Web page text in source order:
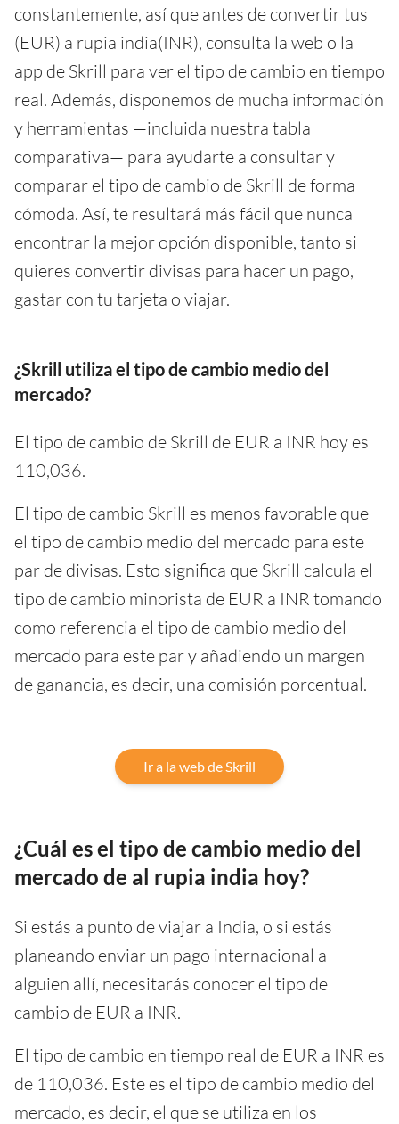
constantemente, así que antes de convertir tus
(EUR) a rupia india(INR), consulta la web o la
app de Skrill para ver el tipo de cambio en tiempo
real. Además, disponemos de mucha información
y herramientas —incluida nuestra tabla
comparativa— para ayudarte a consultar y
comparar el tipo de cambio de Skrill de forma
cómoda. Así, te resultará más fácil que nunca
encontrar la mejor opción disponible, tanto si
quieres convertir divisas para hacer un pago,
gastar con tu tarjeta o viajar.
¿Skrill utiliza el tipo de cambio medio del
mercado?
El tipo de cambio de Skrill de EUR a INR hoy es
110,036.
El tipo de cambio Skrill es menos favorable que
el tipo de cambio medio del mercado para este
par de divisas. Esto significa que Skrill calcula el
tipo de cambio minorista de EUR a INR tomando
como referencia el tipo de cambio medio del
mercado para este par y añadiendo un margen
de ganancia, es decir, una comisión porcentual.
Ir a la web de Skrill
¿Cuál es el tipo de cambio medio del
mercado de al rupia india hoy?
Si estás a punto de viajar a India, o si estás
planeando enviar un pago internacional a
alguien allí, necesitarás conocer el tipo de
cambio de EUR a INR.
El tipo de cambio en tiempo real de EUR a INR es
de 110,036. Este es el tipo de cambio medio del
mercado, es decir, el que se utiliza en los